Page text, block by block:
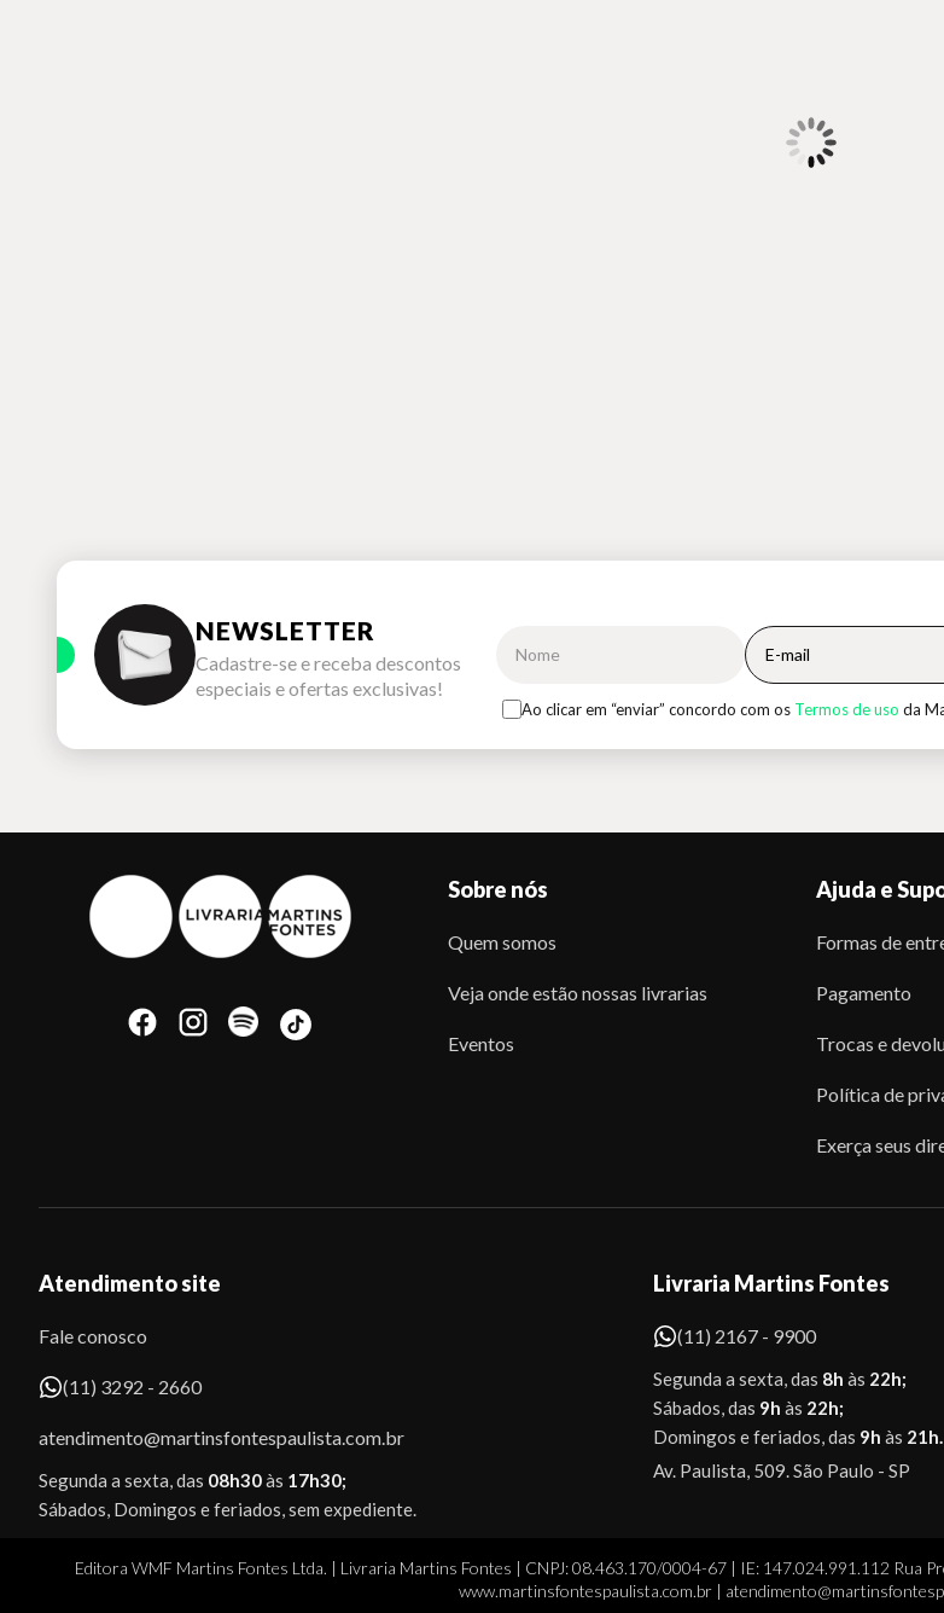
NEWSLETTER
Cadastre-se e receba descontos
especiais e ofertas exclusivas!
Ao clicar em “enviar” concordo com os Termos de uso da
Sobre nós
Quem somos
Veja onde estão nossas livrarias
Eventos
Ajuda e
Formas de
Pagamento
Trocas e
Política de
Exerça seus
Atendimento site
Fale conosco
(11) 3292 - 2660
atendimento@martinsfontespaulista.com.br
Segunda a sexta, das 08h30às 17h30;
Sábados, Domingos e feriados, sem expediente.
Livraria Martins Fontes
(11) 2167 - 9900
Segunda a sexta, das 8h às 22h;
Sábados, das 9h às 22h;
Domingos e feriados, das 9h às 21h.
Av. Paulista, 509. São Paulo - SP
Editora WMF Martins Fontes Ltda. | Livraria Martins Fontes | CNPJ: 08.463.170/0004-67 | IE: 147.024.991.112 Rua
www.martinsfontespaulista.com.br |